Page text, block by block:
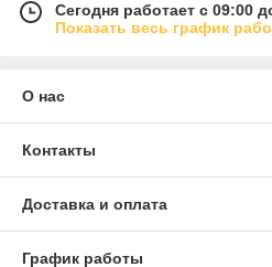
Сегодня работает с 09:00
Показать весь график
О нас
Контакты
Доставка и оплата
График работы